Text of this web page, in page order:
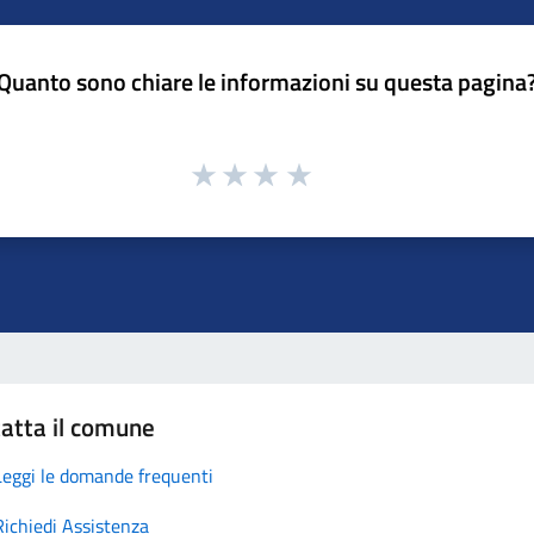
sono chiare le informazioni su questa
il comune
le domande frequenti
Assistenza